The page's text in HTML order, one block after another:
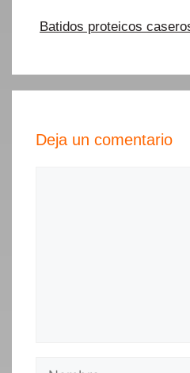
Batidos proteicos
Deja un comentario
Nombre